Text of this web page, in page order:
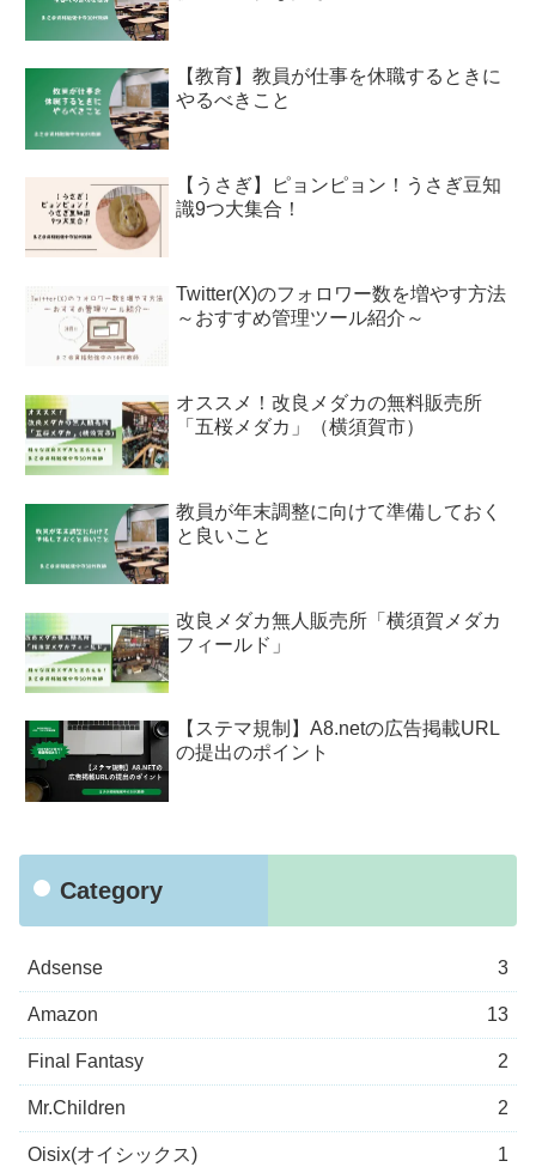
【教育】教員が仕事を休職するときに
やるべきこと
【うさぎ】ピョンピョン！うさぎ豆知
識9つ大集合！
Twitter(X)のフォロワー数を増やす方法
～おすすめ管理ツール紹介～
オススメ！改良メダカの無料販売所
「五桜メダカ」（横須賀市）
教員が年末調整に向けて準備しておく
と良いこと
改良メダカ無人販売所「横須賀メダカ
フィールド」
【ステマ規制】A8.netの広告掲載URL
の提出のポイント
Category
Adsense 3
Amazon 13
Final Fantasy 2
Mr.Children 2
Oisix(オイシックス) 1